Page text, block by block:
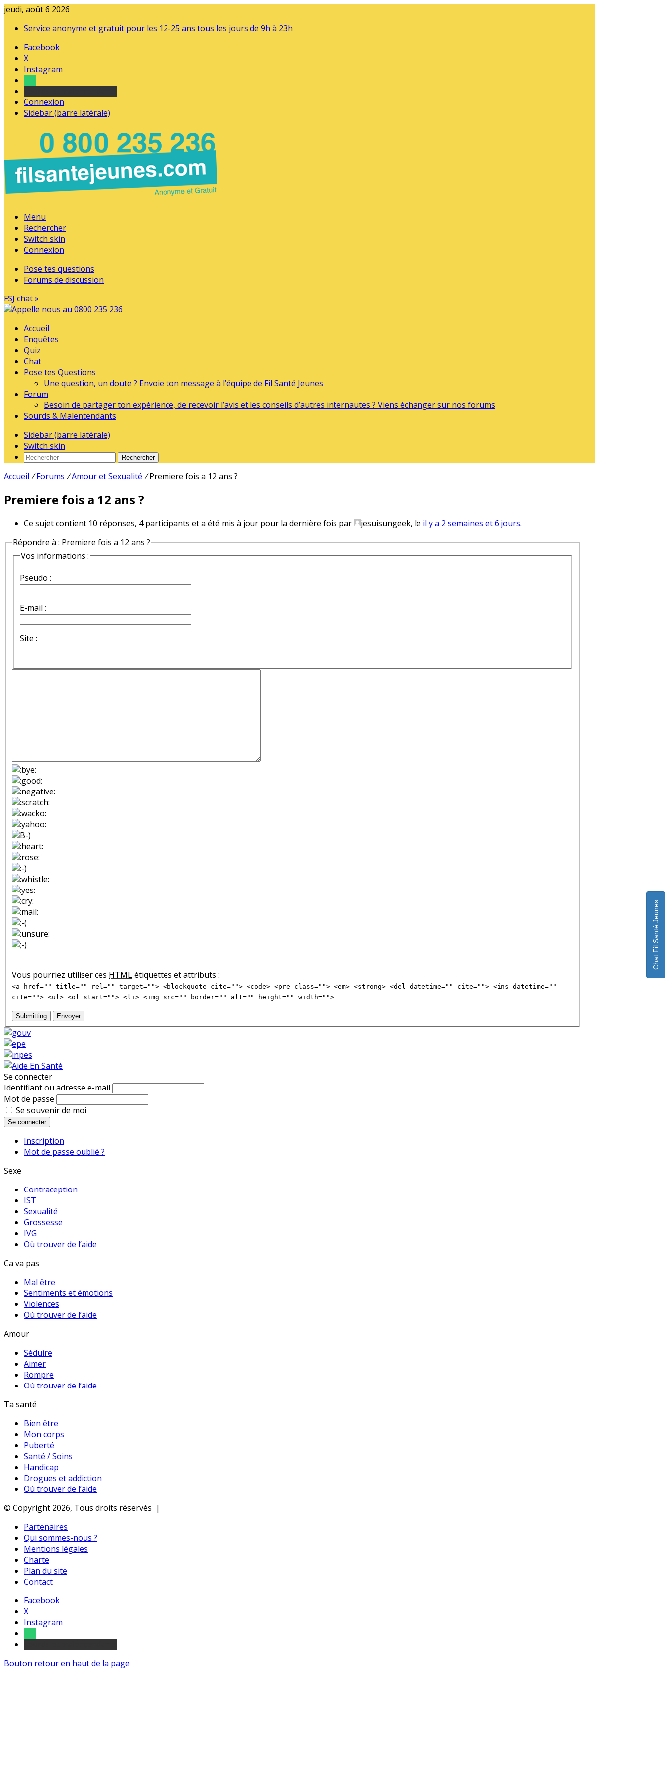
jeudi, août 6 2026
Service anonyme et gratuit pour les 12-25 ans tous les jours de 9h à 23h
Facebook
X
Instagram
Connexion
Sidebar (barre latérale)
Menu
Rechercher
Switch skin
Connexion
Pose tes questions
Forums de discussion
FSJ chat »
Accueil
Enquêtes
Quiz
Chat
Pose tes Questions
Une question, un doute ? Envoie ton message à l’équipe de Fil Santé Jeunes
Forum
Besoin de partager ton expérience, de recevoir l’avis et les conseils d’autres internautes ? Viens échanger sur nos forums
Sourds & Malentendants
Sidebar (barre latérale)
Switch skin
Rechercher
Accueil / Forums /Amour et Sexualité / Premiere fois a 12 ans ?
Premiere fois a 12 ans ?
Ce sujet contient 10 réponses, 4 participants et a été mis à jour pour la dernière fois par jesuisungeek, le il y a 2 semaines et 6 jours.
Répondre à : Premiere fois a 12 ans ?
Vos informations :
Pseudo :
E-mail :
Site :
Vous pourriez utiliser ces HTMLétiquettes et attributs :
<a href="" title="" rel="" target=""> <blockquote cite=""> <code> <pre class=""> <em> <strong> <del datetime="" cite=""> <ins datetime=""
cite=""> <ul> <ol start=""> <li> <img src="" border="" alt="" height="" width="">
Submitting Envoyer
Se connecter
Identifiant ou adresse e-mail
Mot de passe
Se souvenir de moi
Se connecter
Inscription
Mot de passe oublié ?
Sexe
Contraception
IST
Sexualité
Grossesse
IVG
Où trouver de l’aide
Ca va pas
Mal être
Sentiments et émotions
Violences
Où trouver de l’aide
Amour
Séduire
Aimer
Rompre
Où trouver de l’aide
Ta santé
Bien être
Mon corps
Puberté
Santé / Soins
Handicap
Drogues et addiction
Où trouver de l’aide
© Copyright 2026, Tous droits réservés |
Partenaires
Qui sommes-nous ?
Mentions légales
Charte
Plan du site
Contact
Facebook
X
Instagram
Bouton retour en haut de la page
Chat Fil Santé Jeunes